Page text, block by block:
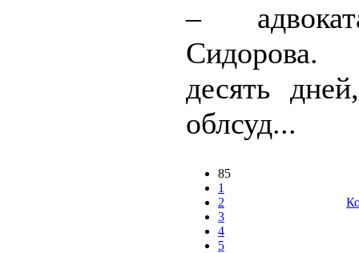
–
десять
облсуд...
85
1
2
3
4
5